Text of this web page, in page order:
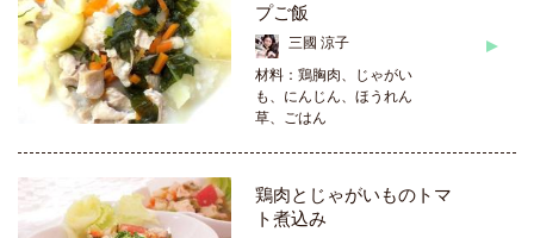
プご飯
三國 涼子
材料：鶏胸肉、じゃがい
も、にんじん、ほうれん
草、ごはん
鶏肉とじゃがいものトマ
ト煮込み